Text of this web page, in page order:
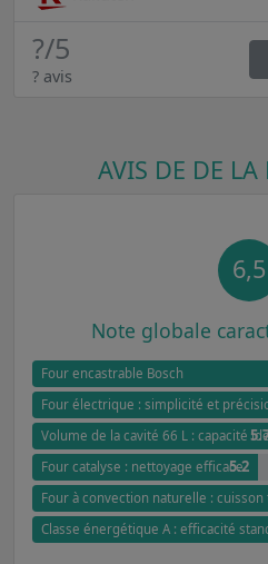
?/5
? avis
AVIS DE DE
6,5
Note globale
Four encastrable Bosch
Four électrique : simplicité et
Volume de la cavité 66 L : capacité
Four catalyse : nettoyage efficace
5.2
Four à convection naturelle : cuisson
Classe énergétique A : efficacité